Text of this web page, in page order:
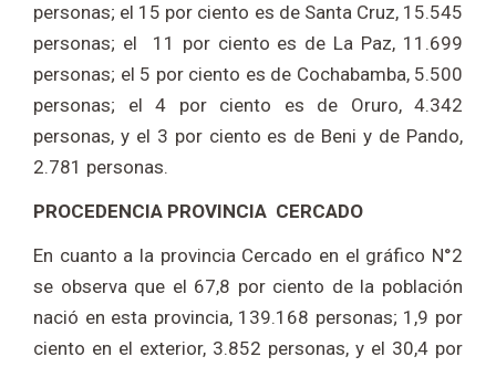
personas; el 15 por ciento es de Santa Cruz, 15.545
personas; el 11 por ciento es de La Paz, 11.699
personas; el 5 por ciento es de Cochabamba, 5.500
personas; el 4 por ciento es de Oruro, 4.342
personas, y el 3 por ciento es de Beni y de Pando,
2.781 personas.
PROCEDENCIA PROVINCIA CERCADO
En cuanto a la provincia Cercado en el gráfico N°2
se observa que el 67,8 por ciento de la población
nació en esta provincia, 139.168 personas; 1,9 por
ciento en el exterior, 3.852 personas, y el 30,4 por